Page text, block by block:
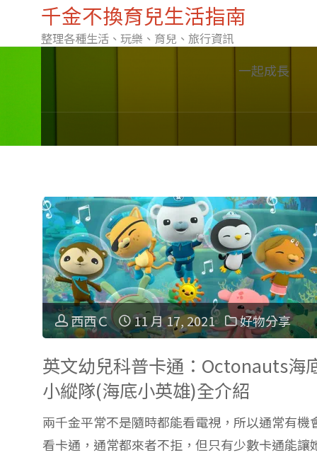
千金不換育兒生活指南
整理各種生活、玩樂、育兒、旅行資訊
Skip
to
一起成長
西西Ｃ 11 月 17, 2021 好物分享
英文幼兒科普卡通：Octonauts海
小縱隊(海底小英雄)全介紹
兩千金平常不是隨時都能看電視，所以通常有機
看卡通，通常都來者不拒，但只有少數卡通能讓